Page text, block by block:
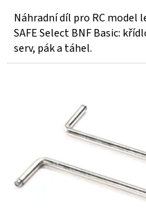
Náhradní díl pro RC model
SAFE Select BNF Basic:
serv, pák a táhel.